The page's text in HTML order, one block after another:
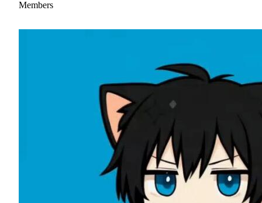
Members